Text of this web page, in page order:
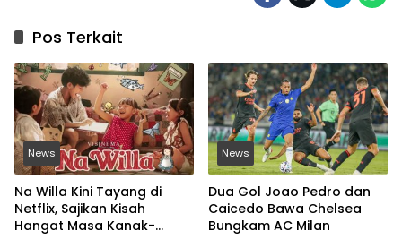
Pos Terkait
News
Na Willa Kini Tayang di
Netflix, Sajikan Kisah
Hangat Masa Kanak-
News
Dua Gol Joao Pedro dan
Caicedo Bawa Chelsea
Bungkam AC Milan